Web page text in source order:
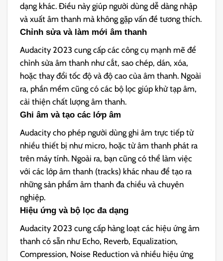
dạng khác. Điều này giúp người dùng dễ dàng nhập
và xuất âm thanh mà không gặp vấn đề tương thích.
Chỉnh sửa và làm mới âm thanh
Audacity 2023 cung cấp các công cụ mạnh mẽ để
chỉnh sửa âm thanh như cắt, sao chép, dán, xóa,
hoặc thay đổi tốc độ và độ cao của âm thanh. Ngoài
ra, phần mềm cũng có các bộ lọc giúp khử tạp âm,
cải thiện chất lượng âm thanh.
Ghi âm và tạo các lớp âm
Audacity cho phép người dùng ghi âm trực tiếp từ
nhiều thiết bị như micro, hoặc từ âm thanh phát ra
trên máy tính. Ngoài ra, bạn cũng có thể làm việc
với các lớp âm thanh (tracks) khác nhau để tạo ra
những sản phẩm âm thanh đa chiều và chuyên
nghiệp.
Hiệu ứng và bộ lọc đa dạng
Audacity 2023 cung cấp hàng loạt các hiệu ứng âm
thanh có sẵn như Echo, Reverb, Equalization,
Compression, Noise Reduction và nhiều hiệu ứng